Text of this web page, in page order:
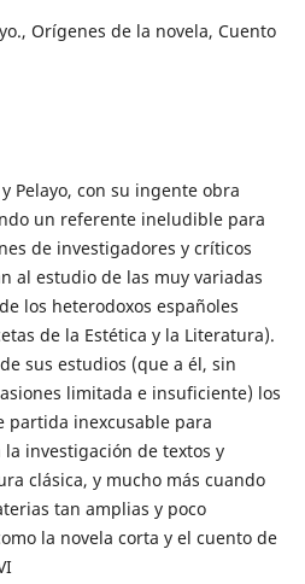
Orígenes de la novela, Cuento
Pelayo, con su ingente obra
un referente ineludible para
de investigadores y críticos
al estudio de las muy variadas
los heterodoxos españoles
de la Estética y la Literatura).
sus estudios (que a él, sin
limitada e insuficiente) los
partida inexcusable para
investigación de textos y
clásica, y mucho más cuando
tan amplias y poco
la novela corta y el cuento de